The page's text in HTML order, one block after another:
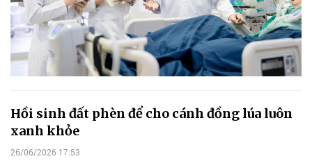
Hồi sinh đất phèn để cho cánh đồng lúa luôn
xanh khỏe
26/06/2026 17:53